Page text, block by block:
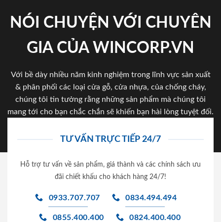
NÓI CHUYỆN VỚI CHUYÊN
GIA CỦA WINCORP.VN
Với bề dày nhiều năm kinh nghiệm trong lĩnh vực sản xuất
& phân phối các loại cửa gỗ, cửa nhựa, của chống cháy,
chúng tôi tin tưởng rằng những sản phẩm mà chúng tôi
mang tới cho bạn chắc chắn sẽ khiến bạn hài lòng tuyệt đối.
TƯ VẤN TRỰC TIẾP 24/7
Hỗ trợ tư vấn về sản phẩm, giá thành và các chính sách ưu
đãi chiết khấu cho khách hàng 24/7!
0933.707.707 0834.494.494
0855.400.400 0824.400.400